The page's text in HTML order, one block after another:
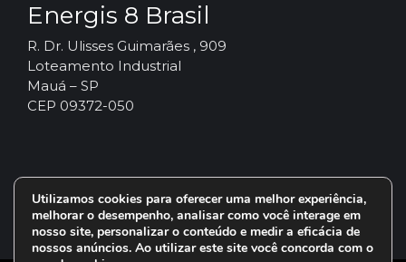
Energis 8 Brasil
R. Dr. Ulisses Guimarães , 909
Loteamento Industrial
Mauá – SP
CEP 09372-050
Utilizamos cookies para oferecer uma melhor experiência,
melhorar o desempenho, analisar como você interage em
nosso site, personalizar o conteúdo e medir a eficácia de
nossos anúncios. Ao utilizar este site você concorda com o